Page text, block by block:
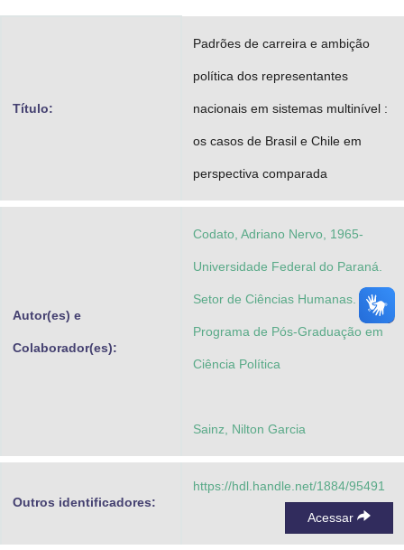
Planalto
Título:
Padrões de carreira e ambição
política dos representantes
nacionais em sistemas multinível :
os casos de Brasil e Chile em
perspectiva comparada
Autor(es) e
Colaborador(es):
Codato, Adriano Nervo, 1965-
Universidade Federal do Paraná.
Setor de Ciências Humanas.
Programa de Pós-Graduação em
Ciência Política
Sainz, Nilton Garcia
Outros identificadores:
https://hdl.handle.net/1884/95491
Acessar